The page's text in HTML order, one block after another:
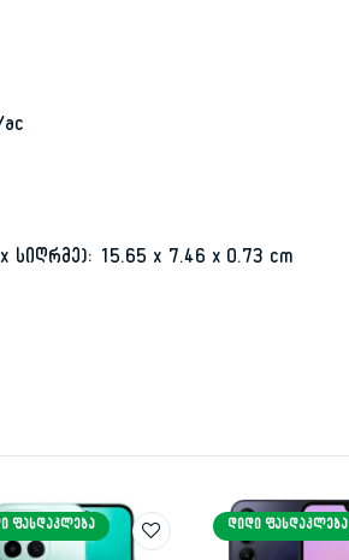
სიღრმე): 15.65 x 7.46 x 0.73 cm
ᲤᲐᲡᲓᲐᲙᲚᲔᲑᲐ ᲓᲘᲓᲘ ᲤᲐᲡᲓᲐᲙᲚᲔᲑᲐ